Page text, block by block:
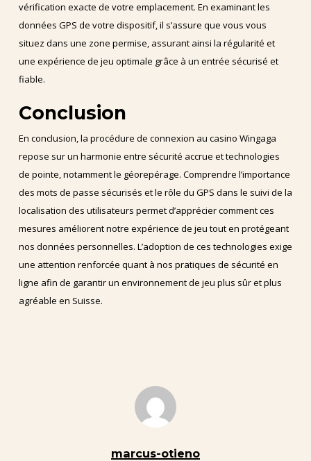
vérification exacte de votre emplacement. En examinant les
données GPS de votre dispositif, il s’assure que vous vous
situez dans une zone permise, assurant ainsi la régularité et
une expérience de jeu optimale grâce à un entrée sécurisé et
fiable.
Conclusion
En conclusion, la procédure de connexion au casino Wingaga
repose sur un harmonie entre sécurité accrue et technologies
de pointe, notamment le géorepérage. Comprendre l’importance
des mots de passe sécurisés et le rôle du GPS dans le suivi de la
localisation des utilisateurs permet d’apprécier comment ces
mesures améliorent notre expérience de jeu tout en protégeant
nos données personnelles. L’adoption de ces technologies exige
une attention renforcée quant à nos pratiques de sécurité en
ligne afin de garantir un environnement de jeu plus sûr et plus
agréable en Suisse.
marcus-otieno